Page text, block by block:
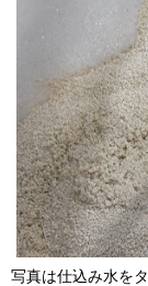
写真は仕込み水を